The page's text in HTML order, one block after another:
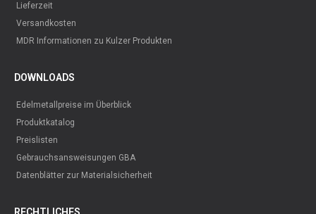
Lieferzeit
Versandkosten
MDR Informationen zu Kulzer Produkten
DOWNLOADS
Edelmetallpreise im Überblick
Produktkatalog
Preislisten
Gebrauchsansweisungen GBA
Datenblätter zur Materialsicherheit